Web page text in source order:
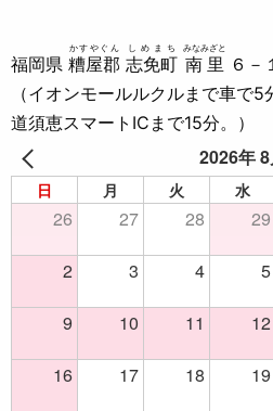
福岡県 糟屋郡
かすやぐん
志免町
しめまち
南里
みなみざと
６－
（イオンモールルクルまで車で
道須恵スマートICまで15分。）
2026年 8
日 月 火 水
26 27 28 29
2 3 4 5
9 10 11 12
16 17 18 19